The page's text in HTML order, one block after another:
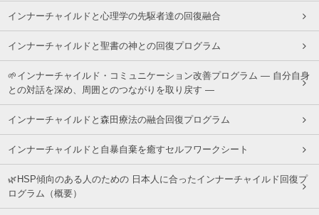
インナーチャイルドと心理学の先駆者達の回復融合
インナーチャイルドと聖書の神との回復プログラム
🌱インナーチャイルド・コミュニケーション改善プログラム ― 自分自身
との対話を深め、周囲とのつながりを取り戻す ―
インナーチャイルドと森田療法の融合回復プログラム
インナーチャイルドと自暴自棄を癒すセルフワークシート
🌿HSP傾向のある人のための 日本人に合ったインナーチャイルド回復プ
ログラム（概要）